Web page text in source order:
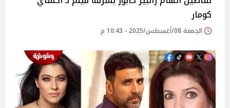
كومار
الجمعة 08/أغسطس/2025 - 10:43 م